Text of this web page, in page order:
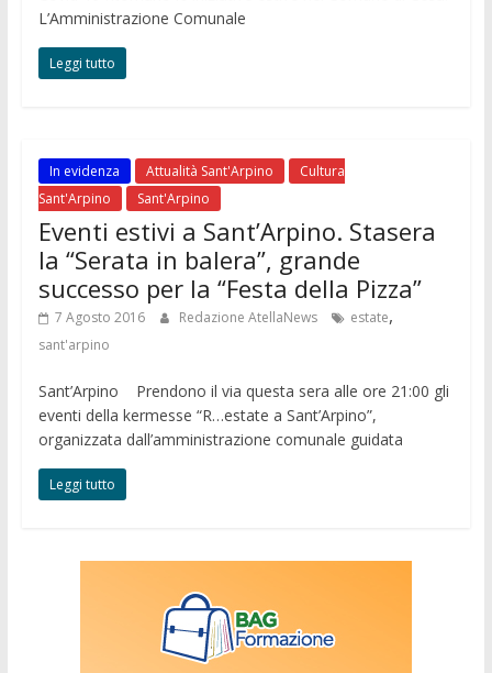
L’Amministrazione Comunale
Leggi tutto
In evidenza Attualità Sant'Arpino
Cultura
Sant'Arpino
Sant'Arpino
Eventi estivi a Sant’Arpino. Stasera
la “Serata in balera”, grande
successo per la “Festa della Pizza”
7 Agosto 2016 Redazione AtellaNews estate,
sant'arpino
Sant’Arpino Prendono il via questa sera alle ore 21:00 gli
eventi della kermesse “R…estate a Sant’Arpino”,
organizzata dall’amministrazione comunale guidata
Leggi tutto